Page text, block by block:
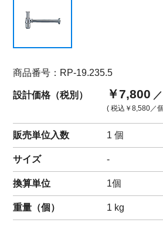
商品番号：RP-19.235.5
設計価格（税別） ￥7,800
( 税込 ￥8,580／
販売単位入数 1 個
サイズ -
換算単位 1個
重量（個 ） 1 kg